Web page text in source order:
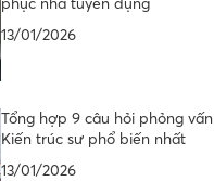
13/01/2026
Tổng hợp 9 câu hỏi phỏng
Kiến trúc sư phổ biến nhất
13/01/2026